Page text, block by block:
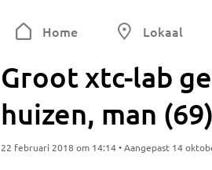
Home Lokaal
Groot xtc-lab
huizen, man
22 februari 2018 om 14:14 • Aangepast 14